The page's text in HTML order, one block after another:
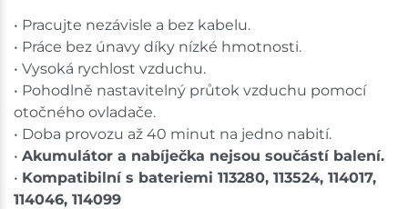
• Pracujte nezávisle a bez kabelu.
• Práce bez únavy díky nízké hmotnosti.
• Vysoká rychlost vzduchu.
• Pohodlně nastavitelný průtok vzduchu pomocí
otočného ovladače.
• Doba provozu až 40 minut na jedno nabití.
• Akumulátor a nabíječka nejsou součástí balení.
• Kompatibilní s bateriemi 113280, 113524, 114017,
114046, 114099